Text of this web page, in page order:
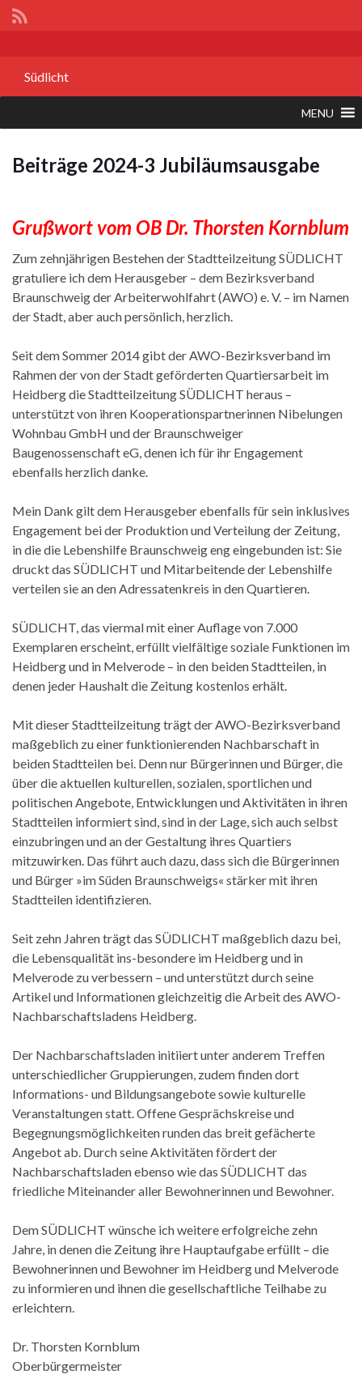
Südlicht
MENU
Beiträge 2024-3 Jubiläumsausgabe
Grußwort vom OB Dr. Thorsten Kornblum
Zum zehnjährigen Bestehen der Stadtteilzeitung SÜDLICHT
gratuliere ich dem Herausgeber – dem Bezirksverband
Braunschweig der Arbeiterwohlfahrt (AWO) e. V. – im Namen
der Stadt, aber auch persönlich, herzlich.
Seit dem Sommer 2014 gibt der AWO-Bezirksverband im
Rahmen der von der Stadt geförderten Quartiersarbeit im
Heidberg die Stadtteilzeitung SÜDLICHT heraus –
unterstützt von ihren Kooperationspartnerinnen Nibelungen
Wohnbau GmbH und der Braunschweiger
Baugenossenschaft eG, denen ich für ihr Engagement
ebenfalls herzlich danke.
Mein Dank gilt dem Herausgeber ebenfalls für sein inklusives
Engagement bei der Produktion und Verteilung der Zeitung,
in die die Lebenshilfe Braunschweig eng eingebunden ist: Sie
druckt das SÜDLICHT und Mitarbeitende der Lebenshilfe
verteilen sie an den Adressatenkreis in den Quartieren.
SÜDLICHT, das viermal mit einer Auflage von 7.000
Exemplaren erscheint, erfüllt vielfältige soziale Funktionen im
Heidberg und in Melverode – in den beiden Stadtteilen, in
denen jeder Haushalt die Zeitung kostenlos erhält.
Mit dieser Stadtteilzeitung trägt der AWO-Bezirksverband
maßgeblich zu einer funktionierenden Nachbarschaft in
beiden Stadtteilen bei. Denn nur Bürgerinnen und Bürger, die
über die aktuellen kulturellen, sozialen, sportlichen und
politischen Angebote, Entwicklungen und Aktivitäten in ihren
Stadtteilen informiert sind, sind in der Lage, sich auch selbst
einzubringen und an der Gestaltung ihres Quartiers
mitzuwirken. Das führt auch dazu, dass sich die Bürgerinnen
und Bürger »im Süden Braunschweigs« stärker mit ihren
Stadtteilen identifizieren.
Seit zehn Jahren trägt das SÜDLICHT maßgeblich dazu bei,
die Lebensqualität ins-besondere im Heidberg und in
Melverode zu verbessern – und unterstützt durch seine
Artikel und Informationen gleichzeitig die Arbeit des AWO-
Nachbarschaftsladens Heidberg.
Der Nachbarschaftsladen initiiert unter anderem Treffen
unterschiedlicher Gruppierungen, zudem finden dort
Informations- und Bildungsangebote sowie kulturelle
Veranstaltungen statt. Offene Gesprächskreise und
Begegnungsmöglichkeiten runden das breit gefächerte
Angebot ab. Durch seine Aktivitäten fördert der
Nachbarschaftsladen ebenso wie das SÜDLICHT das
friedliche Miteinander aller Bewohnerinnen und Bewohner.
Dem SÜDLICHT wünsche ich weitere erfolgreiche zehn
Jahre, in denen die Zeitung ihre Hauptaufgabe erfüllt – die
Bewohnerinnen und Bewohner im Heidberg und Melverode
zu informieren und ihnen die gesellschaftliche Teilhabe zu
erleichtern.
Dr. Thorsten Kornblum
Oberbürgermeister